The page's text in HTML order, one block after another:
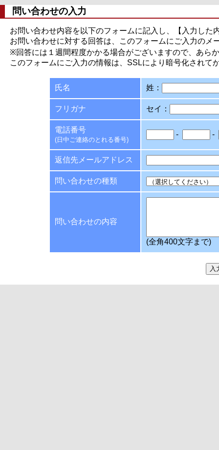
問い合わせの入力
お問い合わせ内容を以下のフォームに記入し、【入力した
お問い合わせに対する回答は、このフォームにご入力のメ
※回答には１週間程度かかる場合がございますので、あら
このフォームにご入力の情報は、SSLにより暗号化されて
氏名 姓：
フリガナ セイ：
電話番号
(日中ご連絡のとれる番号)
- -
返信先メールアドレス
問い合わせの種類
問い合わせの内容
(全角400文字まで)